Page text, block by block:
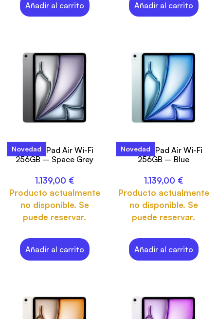
Añadir al carrito Añadir al carrito
Novedad
13-inch iPad Air Wi-Fi
256GB – Space Grey
1.139,00 €
Producto actualmente
no disponible. Se
puede reservar.
Añadir al carrito
Novedad
13-inch iPad Air Wi-Fi
256GB – Blue
1.139,00 €
Producto actualmente
no disponible. Se
puede reservar.
Añadir al carrito